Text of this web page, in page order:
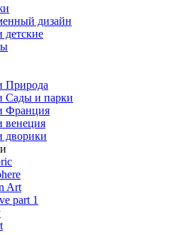
дизайн
детские
Природа
Сады и парки
Франция
венеция
дворики
Art
part 1